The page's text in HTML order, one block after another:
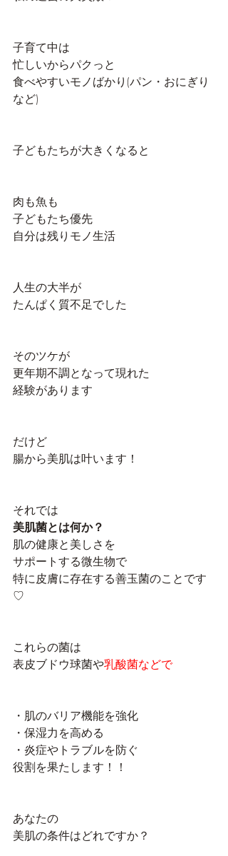
子育て中は
忙しいからパクっと
食べやすいモノばかり(パン・おにぎり
など)
子どもたちが大きくなると
肉も魚も
子どもたち優先
自分は残りモノ生活
人生の大半が
たんぱく質不足でした
そのツケが
更年期不調となって現れた
経験があります
だけど
腸から美肌は叶います！
それでは
美肌菌とは何か？
肌の健康と美しさを
サポートする微生物で
特に皮膚に存在する善玉菌のことです
♡
これらの菌は
表皮ブドウ球菌や乳酸菌などで
・肌のバリア機能を強化
・保湿力を高める
・炎症やトラブルを防ぐ
役割を果たします！！
あなたの
美肌の条件はどれですか？